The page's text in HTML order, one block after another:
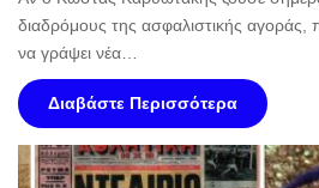
διαδρόμους της ασφαλιστικής αγοράς,
να γράψει νέα…
Διαβάστε Περισσότερα